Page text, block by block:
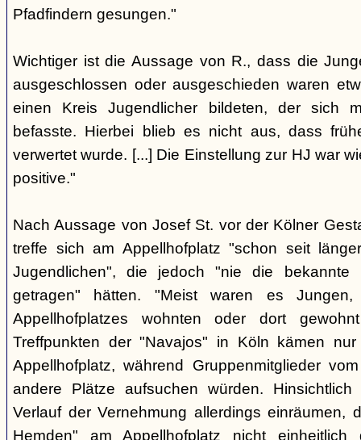
Pfadfindern gesungen."
Wichtiger ist die Aussage von R., dass die
ausgeschlossen oder ausgeschieden waren
einen Kreis Jugendlicher bildeten, der sich
befasste. Hierbei blieb es nicht aus, dass
verwertet wurde. [...] Die Einstellung zur HJ war
positive."
Nach Aussage von Josef St. vor der Kölner
treffe sich am Appellhofplatz "schon seit
Jugendlichen", die jedoch "nie die
getragen" hätten. "Meist waren es
Appellhofplatzes wohnten oder dort
Treffpunkten der "Navajos" in Köln kämen
Appellhofplatz, während Gruppenmitglieder
andere Plätze aufsuchen würden.
Verlauf der Vernehmung allerdings einräumen,
Hemden" am Appellhofplatz nicht einheitlich